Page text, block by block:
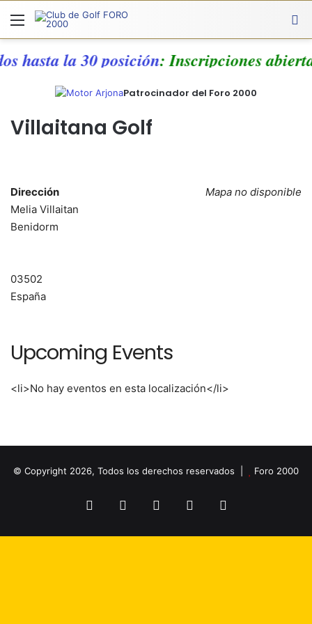
Menú
hasta la 30 posición: Inscripciones
Patrocinador del Foro 2000
Villaitana Golf
Mapa no disponible
Dirección
Melia Villaitan
Benidorm
03502
España
Upcoming Events
<li>No hay eventos en esta localización</li>
© Copyright 2026, Todos los derechos reservados | Foro 2000
Facebook Flickr YouTube